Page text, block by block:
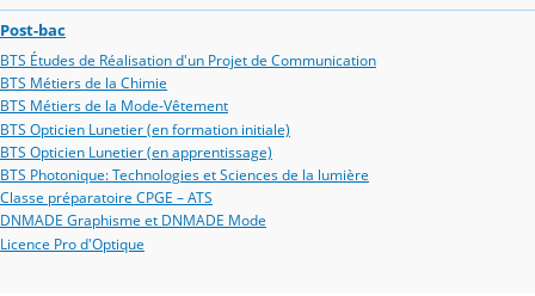
Post-bac
BTS Études de Réalisation d'un Projet de Communication
BTS Métiers de la Chimie
BTS Métiers de la Mode-Vêtement
BTS Opticien Lunetier (en formation initiale)
BTS Opticien Lunetier (en apprentissage)
BTS Photonique: Technologies et Sciences de la lumière
Classe préparatoire CPGE – ATS
DNMADE Graphisme et DNMADE Mode
Licence Pro d'Optique